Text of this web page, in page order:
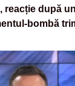
reacție după